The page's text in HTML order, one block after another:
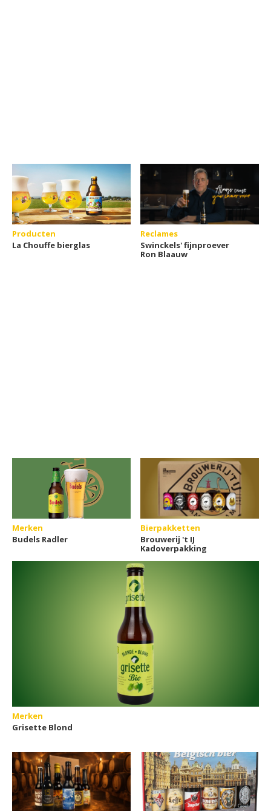
Producten
La Chouffe bierglas
Reclames
Swinckels' fijnproever
Ron Blaauw
Merken
Budels Radler
Bierpakketten
Brouwerij 't IJ
Kadoverpakking
Merken
Grisette Blond